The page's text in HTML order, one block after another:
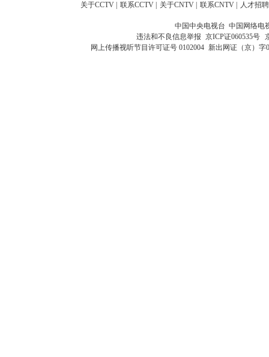
关于CCTV 联系CCTV 关于CNTV 联系CNTV 人才招聘
中国中央电视台 中国网络电
违法和不良信息举报 京ICP证060535号
网上传播视听节目许可证号 0102004 新出网证（京）